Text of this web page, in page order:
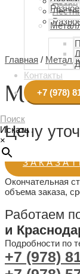
Разное
Контакты
+7 (978)
Поиск
Искать
×
Главная /
Цену
З А К А З А Т
Окончательная
объема заказа,
Работаем
и
Подробности по
+7 (978)